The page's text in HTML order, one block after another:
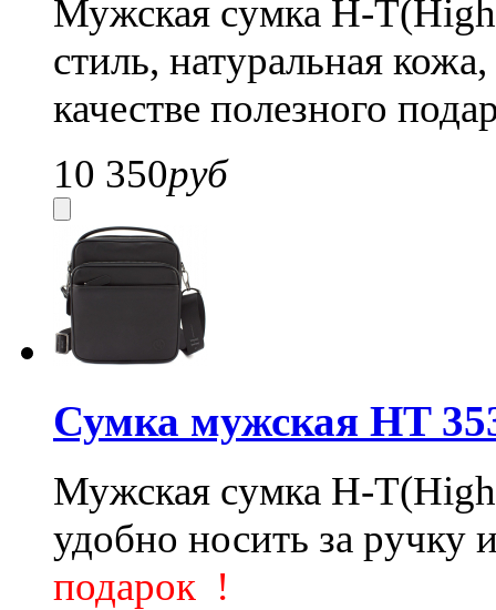
Мужская сумка H-
стиль, натуральная
качестве полезного
10 350руб
Сумка мужская HT
Мужская сумка H-
удобно носить за ручку
подарок !